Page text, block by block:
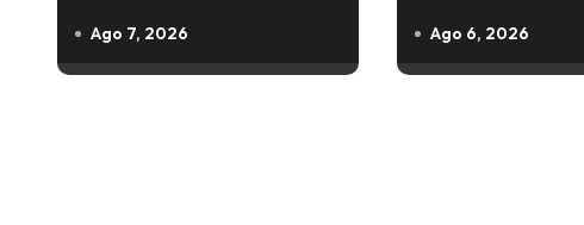
Ago 7, 2026 Ago 6, 2026